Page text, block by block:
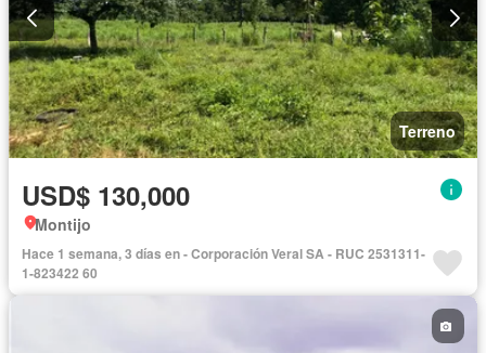
Terreno
USD$ 130,000
Montijo
Hace 1 semana, 3 días en - Corporación Veral SA - RUC 2531311-
1-823422 60